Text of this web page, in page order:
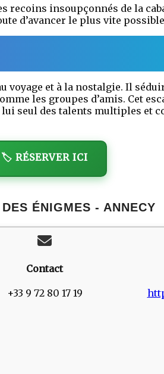
recoins insoupçonnés de la
d’avancer le plus vite
et à la nostalgie. Il
les groupes d’amis. Cet
lui seul des talents multiples et
🏷️ RÉSERVER ICI
ÉNIGMES - ANNECY
Contact
+33 9 72 80 17 19